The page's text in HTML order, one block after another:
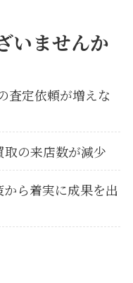
いませんか
査定依頼が増えな
の来店数が減少
ら着実に成果を出